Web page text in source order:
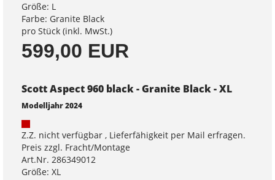
Größe: L
Farbe: Granite Black
pro Stück (inkl. MwSt.)
599,00 EUR
Scott Aspect 960 black - Granite Black - XL
Modelljahr 2024
Z.Z. nicht verfügbar , Lieferfähigkeit per Mail erfragen.
Preis zzgl. Fracht/Montage
Art.Nr. 286349012
Größe: XL